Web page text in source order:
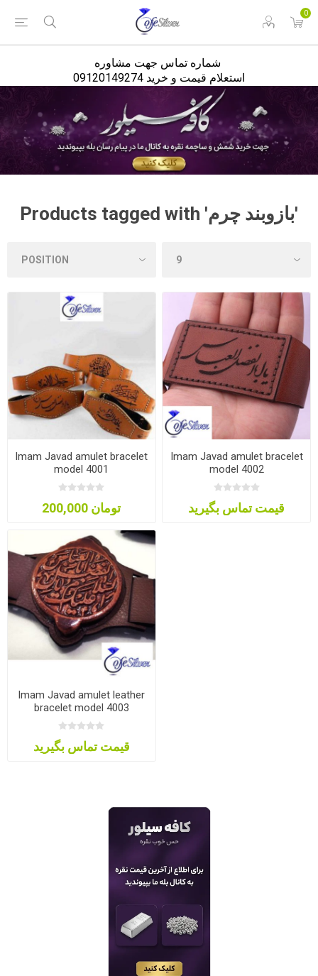
0
استعلام قیمت و خرید 09120149274
Products tagged with 'بازوبند چرم'
Imam Javad amulet bracelet
model 4001
200,000 تومان
Imam Javad amulet bracelet
model 4002
قیمت تماس بگیرید
Imam Javad amulet leather
bracelet model 4003
قیمت تماس بگیرید